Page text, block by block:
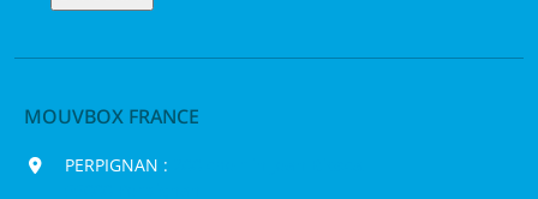
MOUVBOX FRANCE
PERPIGNAN :